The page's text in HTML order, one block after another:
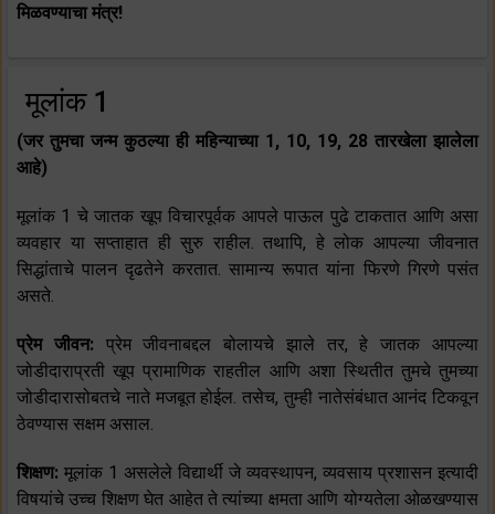
मिळवण्याचा मंत्र!
मूलांक 1
(जर तुमचा जन्म कुठल्या ही महिन्याच्या 1, 10, 19, 28 तारखेला झालेला
आहे)
मूलांक 1 चे जातक खूप विचारपूर्वक आपले पाऊल पुढे टाकतात आणि असा
व्यवहार या सप्ताहात ही सुरु राहील. तथापि, हे लोक आपल्या जीवनात
सिद्धांताचे पालन दृढतेने करतात. सामान्य रूपात यांना फिरणे गिरणे पसंत
असते.
प्रेम जीवन: प्रेम जीवनाबद्दल बोलायचे झाले तर, हे जातक आपल्या
जोडीदाराप्रती खूप प्रामाणिक राहतील आणि अशा स्थितीत तुमचे तुमच्या
जोडीदारासोबतचे नाते मजबूत होईल. तसेच, तुम्ही नातेसंबंधात आनंद टिकवून
ठेवण्यास सक्षम असाल.
शिक्षण: मूलांक 1 असलेले विद्यार्थी जे व्यवस्थापन, व्यवसाय प्रशासन इत्यादी
विषयांचे उच्च शिक्षण घेत आहेत ते त्यांच्या क्षमता आणि योग्यतेला ओळखण्यास